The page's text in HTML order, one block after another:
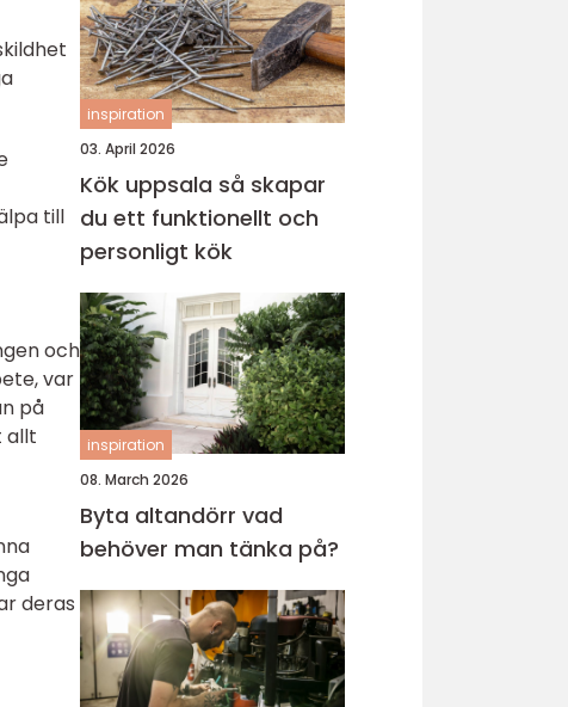
till
och
var
på
allt
deras
inspiration
03. April 2026
Kök uppsala så skapar
du ett funktionellt och
personligt kök
inspiration
08. March 2026
Byta altandörr vad
behöver man tänka på?